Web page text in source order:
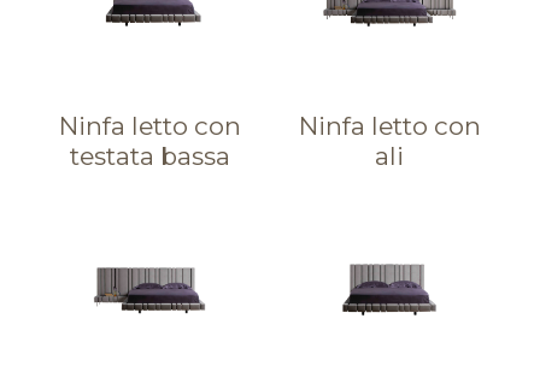
Ninfa letto con
testata bassa
Ninfa letto con
ali